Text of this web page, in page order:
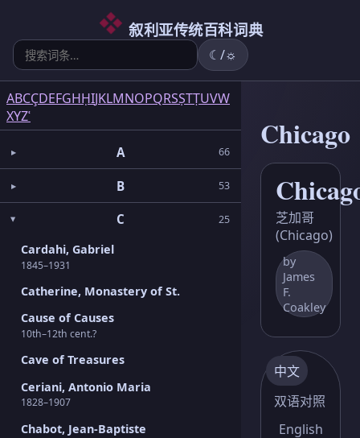
叙利亚传统百科词典
☾/☼
ABCÇDEFGHḤIJKLMNOPQRSṢTṬUVW
XYZʿ
A 66
B 53
C 25
Cardahi, Gabriel
1845–1931
Catherine, Monastery of St.
Cause of Causes
10th–12th cent.?
Cave of Treasures
Ceriani, Antonio Maria
1828–1907
Chabot, Jean-Baptiste
Chicago
芝加哥
(Chicago)
by
James
F.
Coakley
中文
双语对照
English